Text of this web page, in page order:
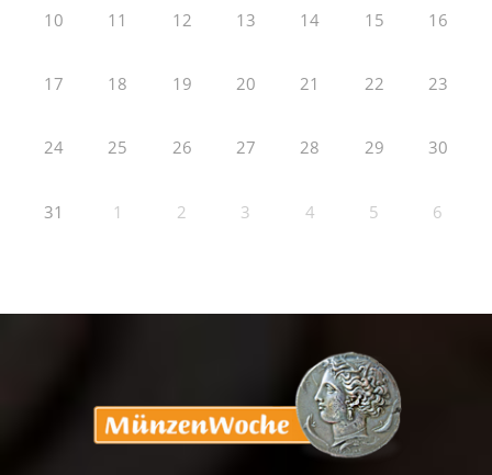
10 11 12 13 14 15 16
17 18 19 20 21 22 23
24 25 26 27 28 29 30
31 1 2 3 4 5 6